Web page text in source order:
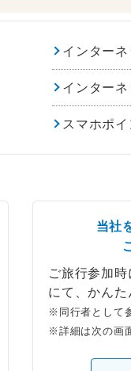
インター
インター
スマホポ
当社
ご旅行参加
にて、かんた
※同行者として
※詳細は次の画